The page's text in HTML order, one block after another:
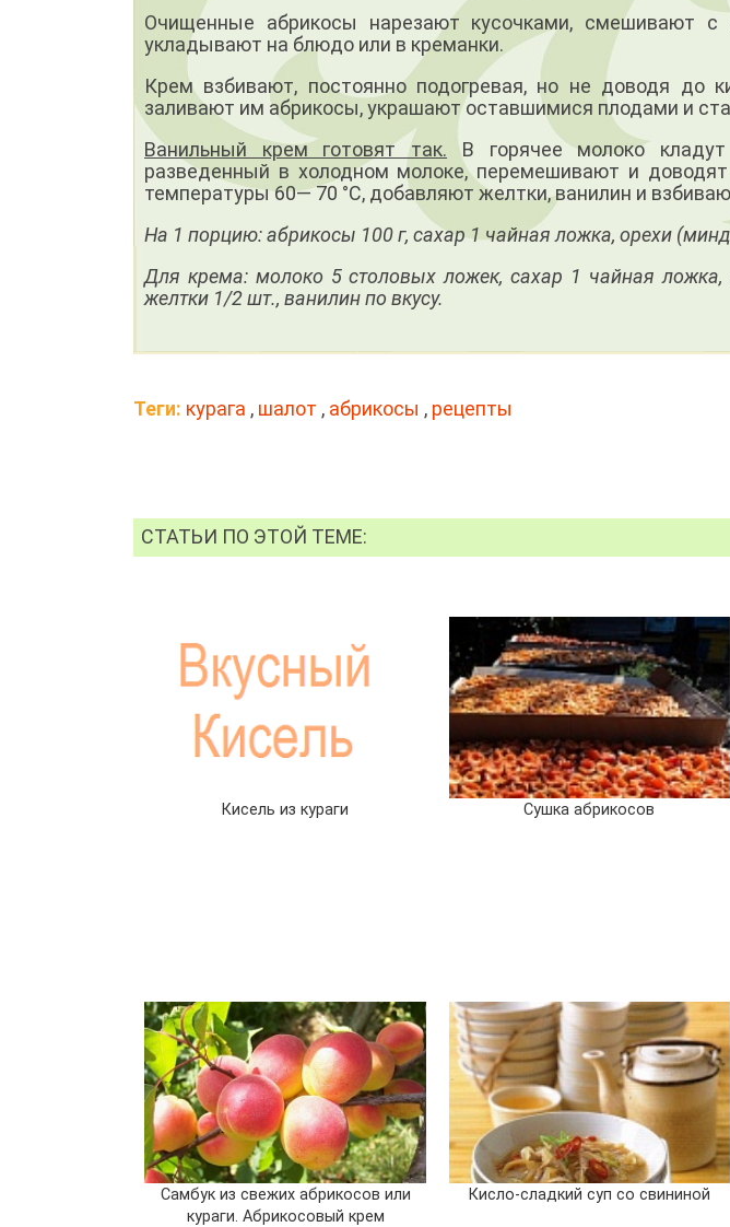
Очищенные абрикосы нарезают кусочками, смешивают
укладывают на блюдо или в креманки.
Крем взбивают, постоянно подогревая, но не доводя до
заливают им абрикосы, украшают оставшимися плодами и
Ванильный крем готовят так. В горячее молоко кладут
разведенный в холодном молоке, перемешивают и
температуры 60— 70 °С, добавляют желтки, ванилин и
На 1 порцию: абрикосы 100 г, сахар 1 чайная ложка, орехи
Для крема: молоко 5 столовых ложек, сахар 1 чайная
желтки 1/2 шт., ванилин по вкусу.
Теги: курага , шалот , абрикосы , рецепты
СТАТЬИ ПО ЭТОЙ ТЕМЕ:
Кисель из кураги Сушка абрикосов
Самбук из свежих абрикосов или
кураги. Абрикосовый крем
Кисло-сладкий суп со свининой